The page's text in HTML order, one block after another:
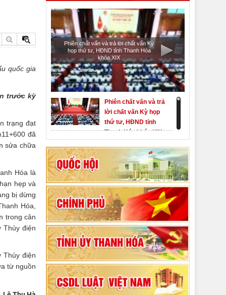
quốc gia
trước kỳ
trạng đạt
đã
sửa chữa
Hóa là
hẹp và
bị dừng
Hóa,
trong cân
Thủy điện
Thủy điện
từ nguồn
Phiên chất vấn và trả lời chất vấn Kỳ
họp thứ tư, HĐND tỉnh Thanh Hóa
khóa XIX
Phiên chất vấn và trả
lời chất vấn Kỳ họp
thứ tư, HĐND tỉnh
Thanh Hóa khóa XIX
Khai mạc kỳ họp thứ
Nhất, Quốc hội khóa
Hướng dẫn quy trình
bỏ phiếu bầu cử
ĐBQH khoá XVI và
đại biểu HĐND các
cấp nhiệm kỳ 2026-
80 năm Quốc hội Việt
Nam: vì lợi ích Nhân
dân, vì sự phát triển
của đất nước
Bộ Chính trị duyệt nội
dung Đại hội đại biểu
Đảng bộ tỉnh Thanh
Hóa lần thứ XX,